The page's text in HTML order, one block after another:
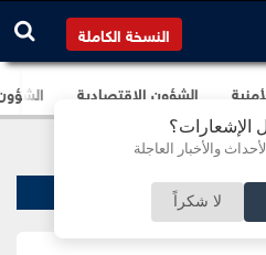
الإشعارات؟
والأخبار العاجلة
لا شكراً
النسخة الكاملة
الشؤون الإقتصادية